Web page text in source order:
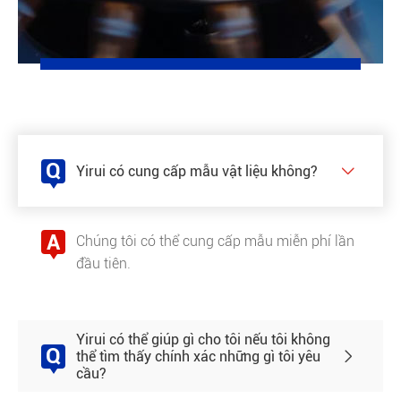
thành phần hóa học đặc biệt, chúng tôi có
thể tùy chỉnh sản xuất theo yêu cầu của
khách hàng.
Q Yirui có cung cấp mẫu vật liệu không? 
A
Chúng tôi có thể cung cấp mẫu miễn phí lần
đầu tiên.
Q
Yirui có thể giúp gì cho tôi nếu tôi không
thể tìm thấy chính xác những gì tôi yêu
cầu?
